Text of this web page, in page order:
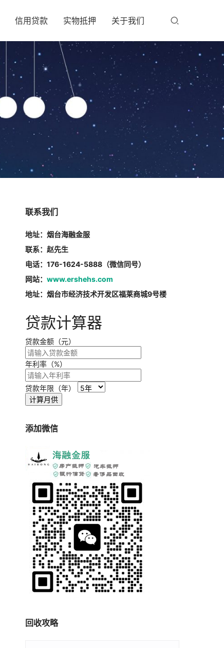
信用贷款 实物抵押 关于我们
联系我们
地址：烟台海融金服
联系：赵先生
电话：176-1624-5888（微信同号）
网站： www.ershehs.com
地址：烟台市经济技术开发区福莱商城9号楼
贷款计算器
贷款金额（元）
年利率（%）
贷款年限（年）
计算月供
添加微信
回收攻略